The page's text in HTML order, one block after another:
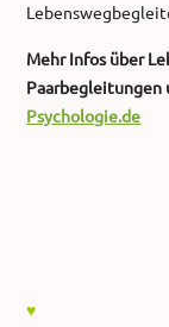
Mehr Infos über
Psychologie.de
♥